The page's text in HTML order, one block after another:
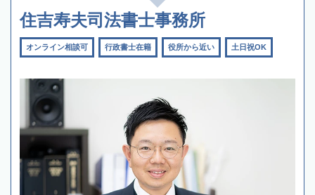
住吉寿夫司法書士事務所
オンライン相談可 行政書士在籍 役所から近い 土日祝OK